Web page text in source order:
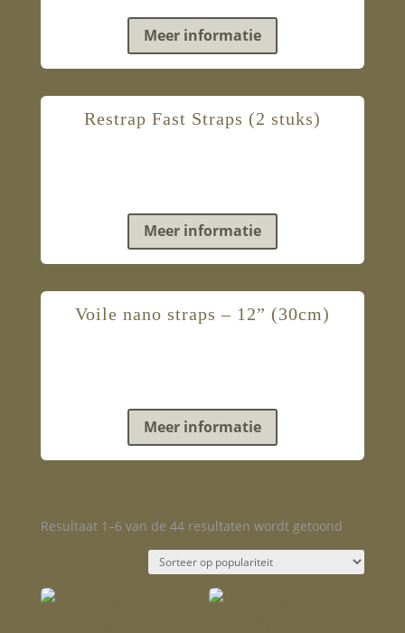
Meer informatie
Restrap Fast Straps (2 stuks)
Meer informatie
Voile nano straps – 12” (30cm)
Meer informatie
Resultaat 1–6 van de 44 resultaten wordt getoond
op